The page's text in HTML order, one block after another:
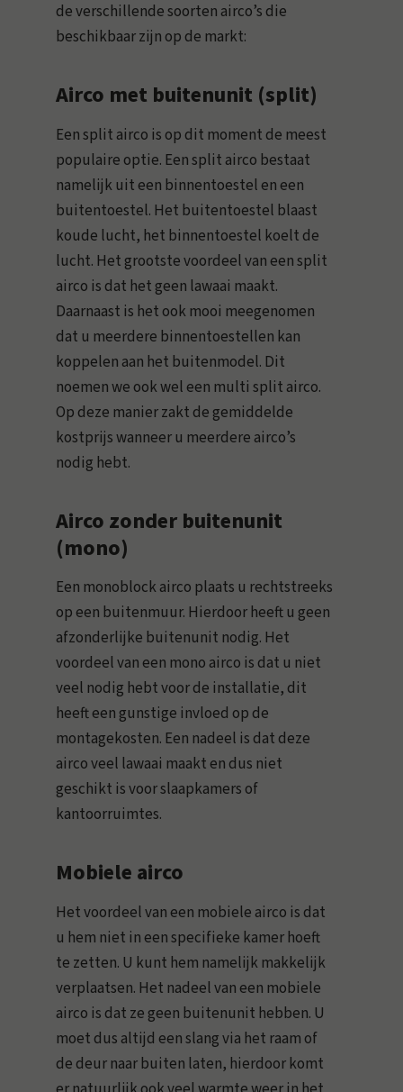
de verschillende soorten airco’s die
beschikbaar zijn op de markt:
Airco met buitenunit (split)
Een split airco is op dit moment de meest
populaire optie. Een split airco bestaat
namelijk uit een binnentoestel en een
buitentoestel. Het buitentoestel blaast
koude lucht, het binnentoestel koelt de
lucht. Het grootste voordeel van een split
airco is dat het geen lawaai maakt.
Daarnaast is het ook mooi meegenomen
dat u meerdere binnentoestellen kan
koppelen aan het buitenmodel. Dit
noemen we ook wel een multi split airco.
Op deze manier zakt de gemiddelde
kostprijs wanneer u meerdere airco’s
nodig hebt.
Airco zonder buitenunit
(mono)
Een monoblock airco plaats u rechtstreeks
op een buitenmuur. Hierdoor heeft u geen
afzonderlijke buitenunit nodig. Het
voordeel van een mono airco is dat u niet
veel nodig hebt voor de installatie, dit
heeft een gunstige invloed op de
montagekosten. Een nadeel is dat deze
airco veel lawaai maakt en dus niet
geschikt is voor slaapkamers of
kantoorruimtes.
Mobiele airco
Het voordeel van een mobiele airco is dat
u hem niet in een specifieke kamer hoeft
te zetten. U kunt hem namelijk makkelijk
verplaatsen. Het nadeel van een mobiele
airco is dat ze geen buitenunit hebben. U
moet dus altijd een slang via het raam of
de deur naar buiten laten, hierdoor komt